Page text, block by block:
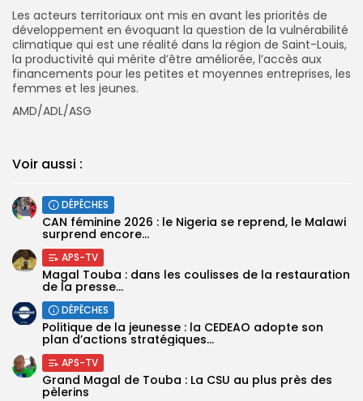
Les acteurs territoriaux ont mis en avant les priorités de
développement en évoquant la question de la vulnérabilité
climatique qui est une réalité dans la région de Saint-Louis,
la productivité qui mérite d’être améliorée, l’accès aux
financements pour les petites et moyennes entreprises, les
femmes et les jeunes.
AMD/ADL/ASG
Voir aussi :
DÉPÊCHES
‎CAN féminine 2026 : le Nigeria se reprend, le Malawi
surprend encore...
APS-TV
Magal Touba : dans les coulisses de la restauration
de la presse...
DÉPÊCHES
Politique de la jeunesse : la CEDEAO adopte son
plan d’actions stratégiques...
APS-TV
Grand Magal de Touba : La CSU au plus près des
pèlerins